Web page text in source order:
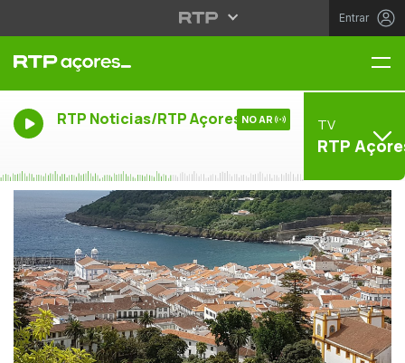
Entrar
RTP Noticias/RTP Açores NO AR TV
RTP